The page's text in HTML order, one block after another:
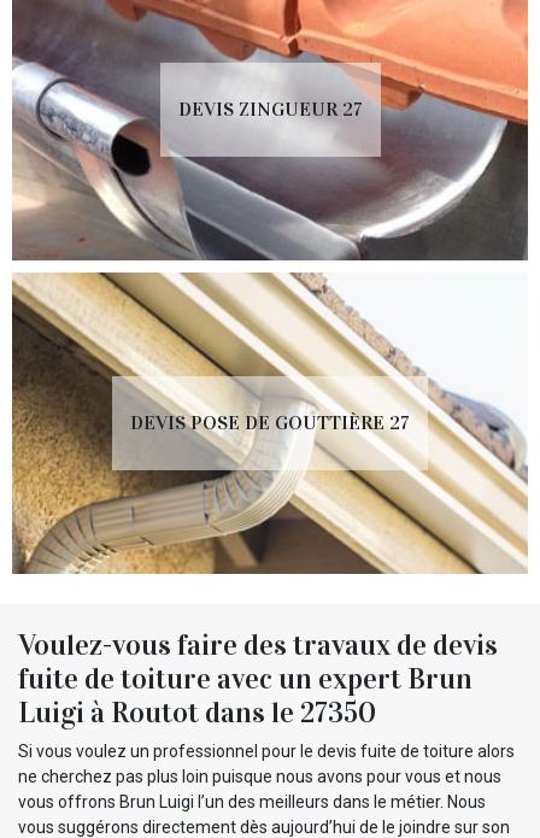
DEVIS ZINGUEUR 27
DEVIS POSE DE GOUTTIÈRE 27
Voulez-vous faire des travaux de devis
fuite de toiture avec un expert Brun
Luigi à Routot dans le 27350
Si vous voulez un professionnel pour le devis fuite de toiture alors
ne cherchez pas plus loin puisque nous avons pour vous et nous
vous offrons Brun Luigi l’un des meilleurs dans le métier. Nous
vous suggérons directement dès aujourd’hui de le joindre sur son